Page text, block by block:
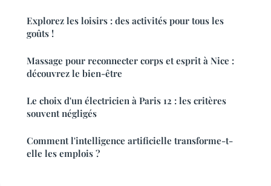
Explorez les loisirs : des activités pour tous les
goûts !
Massage pour reconnecter corps et esprit à Nice :
découvrez le bien-être
Le choix d'un électricien à Paris 12 : les critères
souvent négligés
Comment l'intelligence artificielle transforme-t-
elle les emplois ?